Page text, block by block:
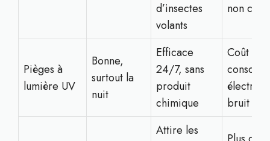
d’insectes
volants
non
Pièges à
lumière UV
Bonne,
surtout la
nuit
Efficace
24/7, sans
produit
chimique
Coût
bruit de
Attire les